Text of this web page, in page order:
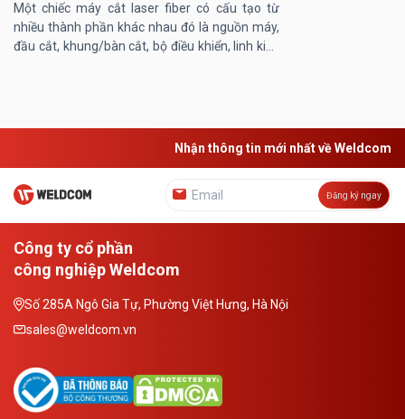
Một chiếc máy cắt laser fiber có cấu tạo từ
nhiều thành phần khác nhau đó là nguồn máy,
đầu cắt, khung/bàn cắt, bộ điều khiển, linh kiện
Nhận thông tin mới nhất về Weldcom
Đăng ký ngay
Công ty cổ phần
công nghiệp Weldcom
Số 285A Ngô Gia Tự, Phường Việt Hưng, Hà Nội
sales@weldcom.vn